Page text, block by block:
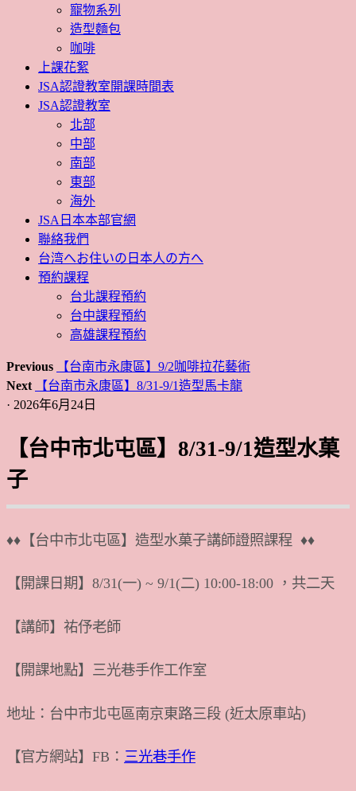
寵物系列
造型麵包
咖啡
上課花絮
JSA認證教室開課時間表
JSA認證教室
北部
中部
南部
東部
海外
JSA日本本部官網
聯絡我們
台湾へお住いの日本人の方へ
預約課程
台北課程預約
台中課程預約
高雄課程預約
Previous
【台南市永康區】9/2咖啡拉花藝術
Next
【台南市永康區】8/31-9/1造型馬卡龍
· 2026年6月24日
【台中市北屯區】8/31-9/1造型水菓
子
♦♦【台中市北屯區】造型水菓子講師證照課程 ♦♦
【開課日期】8/31(一) ~ 9/1(二) 10:00-18:00 ，共二天
【講師】祐伃老師
【開課地點】三光巷手作工作室
地址：台中市北屯區南京東路三段 (近太原車站)
【官方網站】FB： 三光巷手作